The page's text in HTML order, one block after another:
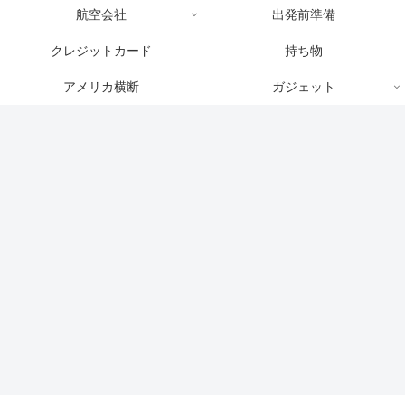
航空会社 出発前準備
クレジットカード 持ち物
アメリカ横断 ガジェット